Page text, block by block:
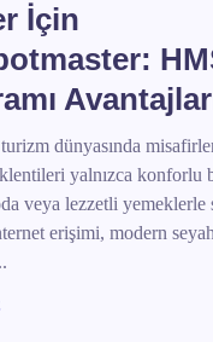
İçin
dünyasında
yalnızca konforlu
veya lezzetli yemeklerle
erişimi, modern